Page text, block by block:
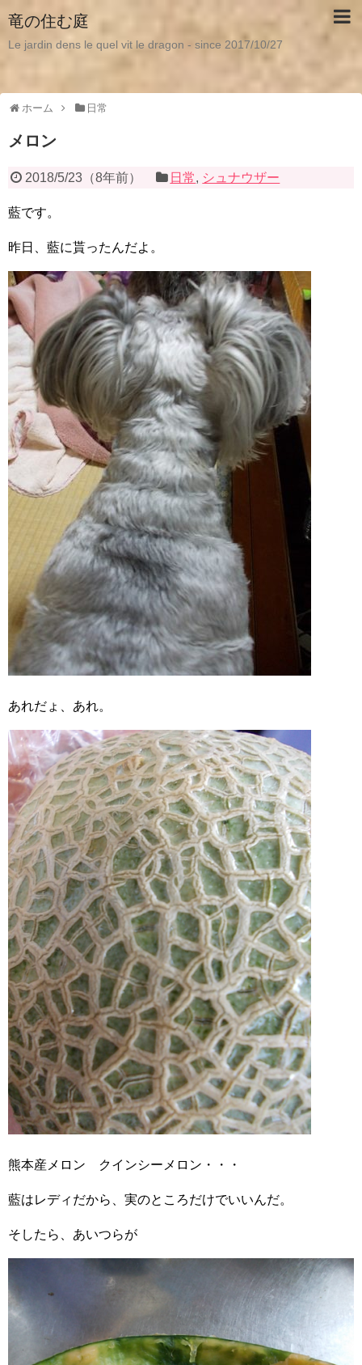
竜の住む庭
Le jardin dens le quel vit le dragon - since 2017/10/27
ホーム 日常
メロン
2018/5/23（8年前） 日常, シュナウザー
藍です。
昨日、藍に貰ったんだよ。
あれだょ、あれ。
熊本産メロン クインシーメロン・・・
藍はレディだから、実のところだけでいいんだ。
そしたら、あいつらが